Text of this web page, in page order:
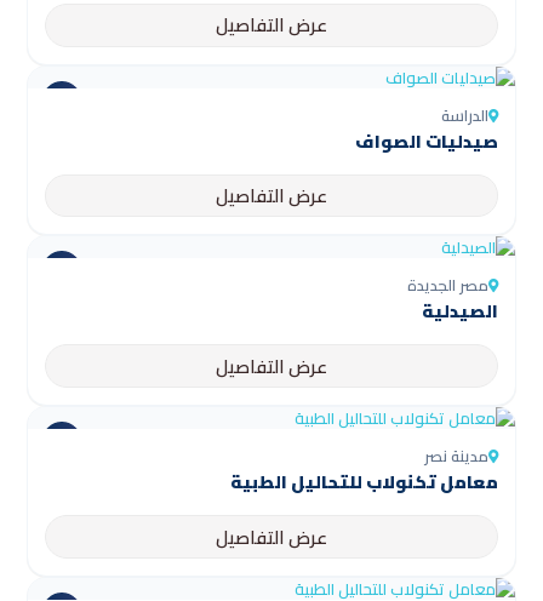
عرض التفاصيل
الدراسة
صيدليات الصواف
عرض التفاصيل
مصر الجديدة
الصيدلية
عرض التفاصيل
مدينة نصر
معامل تكنولاب للتحاليل الطبية
عرض التفاصيل